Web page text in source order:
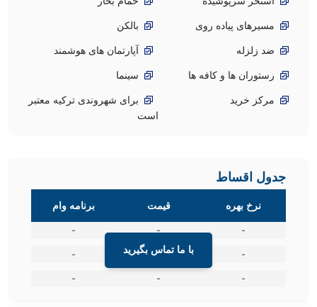
مسیرهای پیاده روی
بالکن
ضد زلزله
آپارتمان های هوشمند
رستوران ها و کافه ها
سینما
مرکز خرید
برای شهروندی ترکیه معتبر
است
جدول اقساط
با ما تماس بگیرید
نرخ بهره قیمت
برنامه وام
-
-
-
-
-
-
-
-
-